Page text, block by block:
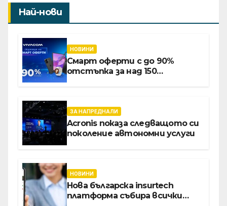
Най-нови
НОВИНИ
Смарт оферти с до 90%
отстъпка за над 150
ЗА НАПРЕДНАЛИ
Acronis показа следващото си
поколение автономни услуги
НОВИНИ
Нова българска insurtech
платформа събира всички